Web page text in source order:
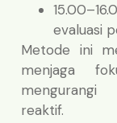
evaluasi
Metode ini
menjaga
reaktif.